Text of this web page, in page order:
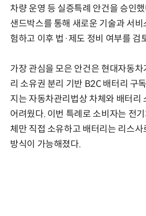
차량 운영 등 실증특례 안건을 승인
샌드박스를 통해 새로운 기술과 서비
험하고 이후 법·제도 정비 여부를 검
가장 관심을 모은 안건은 현대자동차
리 소유권 분리 기반 B2C 배터리 구
지는 자동차관리법상 차체와 배터리
어려웠다. 이번 특례로 소비자는 전
체만 직접 소유하고 배터리는 리스
방식이 가능해졌다.